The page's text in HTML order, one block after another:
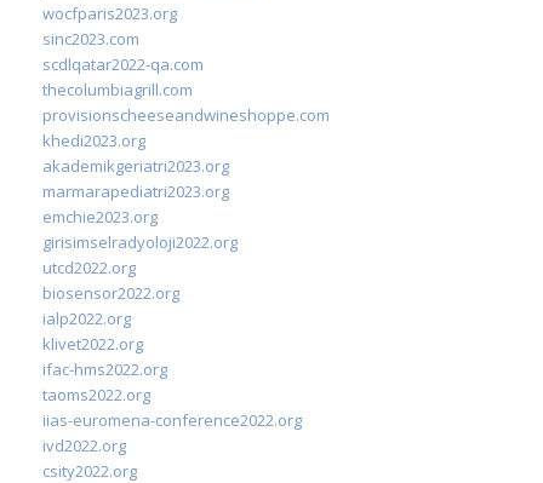
wocfparis2023.org
sinc2023.com
scdlqatar2022-qa.com
thecolumbiagrill.com
provisionscheeseandwineshoppe.com
khedi2023.org
akademikgeriatri2023.org
marmarapediatri2023.org
emchie2023.org
girisimselradyoloji2022.org
utcd2022.org
biosensor2022.org
ialp2022.org
klivet2022.org
ifac-hms2022.org
taoms2022.org
iias-euromena-conference2022.org
ivd2022.org
csity2022.org